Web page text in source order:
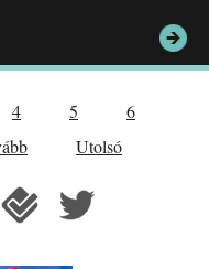
4 5
6
Utolsó